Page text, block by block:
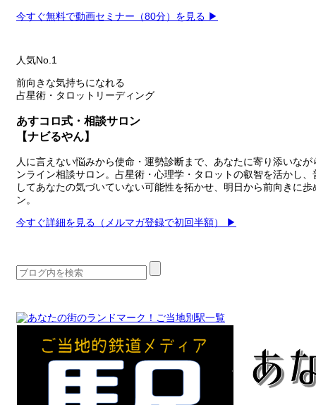
今すぐ無料で動画セミナー（80分）を見る ▶
人気No.1
前向きな気持ちになれる
占星術・タロットリーディング
あすコロ式・相談サロン
【ナビるやん】
人に言えない悩みから使命・運勢診断まで、あなたに寄り添いな
ンライン相談サロン。占星術・心理学・タロットの叡智を活かし
してあなたの気づいていない可能性を拓かせ、明日から前向きに
ン。
今すぐ詳細を見る（メルマガ登録で初回半額） ▶